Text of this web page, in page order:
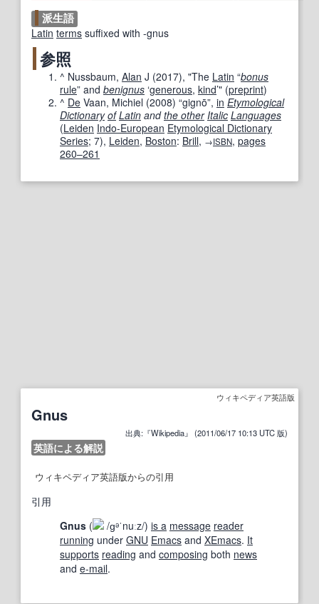
派生語
Latin terms suffixed with -gnus
参照
^ Nussbaum, Alan J (2017), "The Latin “bonus
rule” and benignus ‘generous, kind’" (preprint)
^ De Vaan, Michiel (2008) “gignō”, in Etymological
Dictionary of Latin andthe other Italic Languages
(Leiden Indo-European Etymological Dictionary
Series; 7), Leiden, Boston: Brill, →ISBN, pages
260–261
ウィキペディア英語版
Gnus
出典:『Wikipedia』 (2011/06/17 10:13 UTC 版)
英語による解説
ウィキペディア英語版からの引用
引用
Gnus ( /ɡᵊˈnuːz/) is a message reader
running under GNU Emacs and XEmacs. It
supports reading and composing both news
and e-mail.